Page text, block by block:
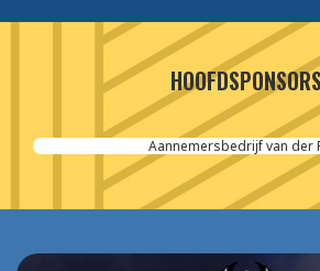
HOOFDSPONSORS
Aannemersbedrijf van der